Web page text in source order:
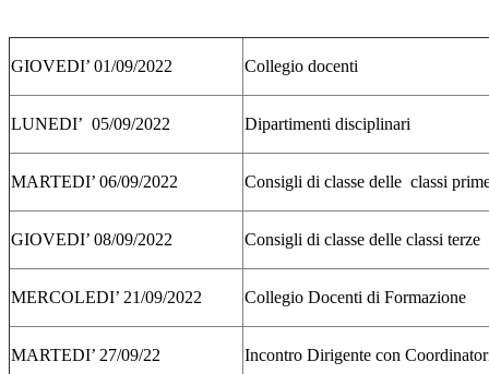
GIOVEDI’ 01/09/2022 Collegio docenti
LUNEDI’ 05/09/2022 Dipartimenti disciplinari
MARTEDI’ 06/09/2022 Consigli di classe delle classi
GIOVEDI’ 08/09/2022 Consigli di classe delle classi terze
MERCOLEDI’ 21/09/2022 Collegio Docenti di Formazione
MARTEDI’ 27/09/22 Incontro Dirigente con